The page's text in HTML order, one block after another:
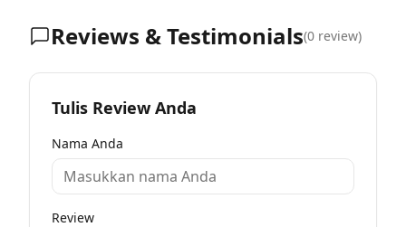
Reviews & Testimonials(0 review)
Tulis Review Anda
Nama Anda
Review